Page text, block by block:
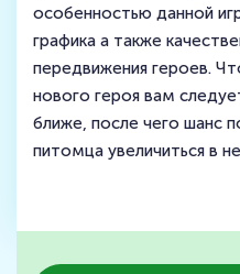
особенностью данной
графика а также
передвижения героев.
нового героя вам
ближе, после чего шанс
питомца увеличиться в